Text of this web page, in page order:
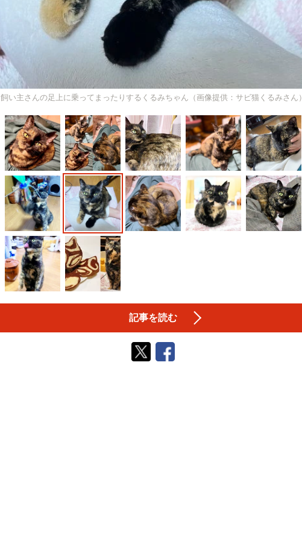
飼い主さんの足上に乗ってまったりするくるみちゃん（画像提供：サビ猫くるみさん）
記事を読む